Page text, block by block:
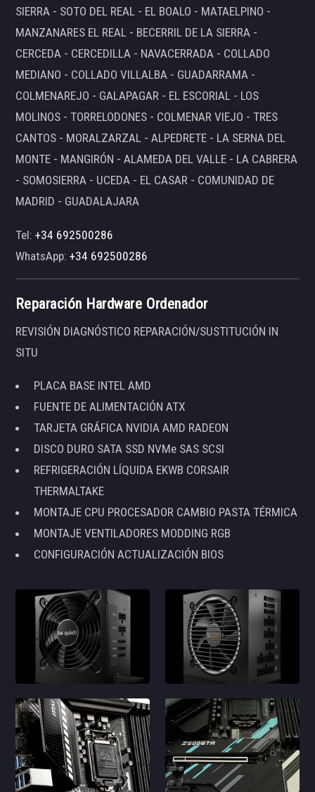
SIERRA - SOTO DEL REAL - EL BOALO - MATAELPINO -
MANZANARES EL REAL - BECERRIL DE LA SIERRA -
CERCEDA - CERCEDILLA - NAVACERRADA - COLLADO
MEDIANO - COLLADO VILLALBA - GUADARRAMA -
COLMENAREJO - GALAPAGAR - EL ESCORIAL - LOS
MOLINOS - TORRELODONES - COLMENAR VIEJO - TRES
CANTOS - MORALZARZAL - ALPEDRETE - LA SERNA DEL
MONTE - MANGIRÓN - ALAMEDA DEL VALLE - LA CABRERA
- SOMOSIERRA - UCEDA - EL CASAR - COMUNIDAD DE
MADRID - GUADALAJARA
Tel:+34 692500286
WhatsApp:+34 692500286
Reparación Hardware Ordenador
REVISIÓN DIAGNÓSTICO REPARACIÓN/SUSTITUCIÓN IN
SITU
PLACA BASE INTEL AMD
FUENTE DE ALIMENTACIÓN ATX
TARJETA GRÁFICA NVIDIA AMD RADEON
DISCO DURO SATA SSD NVMe SAS SCSI
REFRIGERACIÓN LÍQUIDA EKWB CORSAIR
THERMALTAKE
MONTAJE CPU PROCESADOR CAMBIO PASTA TÉRMICA
MONTAJE VENTILADORES MODDING RGB
CONFIGURACIÓN ACTUALIZACIÓN BIOS